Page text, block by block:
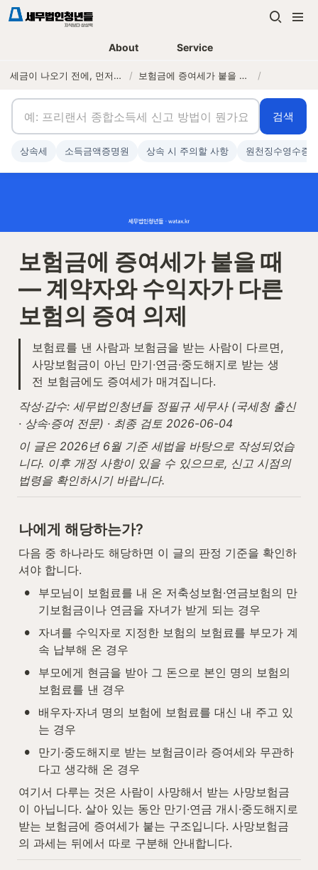
About Service
세금이 나오기 전에, 먼저 연락하는 세무법인 / 보험금에 증여세가 붙을 때 — 계약자와 수익자가 다른 보험의 증여 의제 /
보험금에 증여세가 붙을 때
— 계약자와 수익자가 다른
보험의 증여 의제
보험료를 낸 사람과 보험금을 받는 사람이 다르면,
사망보험금이 아닌 만기·연금·중도해지로 받는 생
전 보험금에도 증여세가 매겨집니다.
작성·감수: 세무법인청년들 정필규 세무사 (국세청 출신
· 상속·증여 전문) · 최종 검토 2026-06-04
이 글은 2026년 6월 기준 세법을 바탕으로 작성되었습
니다. 이후 개정 사항이 있을 수 있으므로, 신고 시점의
법령을 확인하시기 바랍니다.
나에게 해당하는가?
다음 중 하나라도 해당하면 이 글의 판정 기준을 확인하
셔야 합니다.
•
부모님이 보험료를 내 온 저축성보험·연금보험의 만
기보험금이나 연금을 자녀가 받게 되는 경우
•
자녀를 수익자로 지정한 보험의 보험료를 부모가 계
속 납부해 온 경우
•
부모에게 현금을 받아 그 돈으로 본인 명의 보험의
보험료를 낸 경우
•
배우자·자녀 명의 보험에 보험료를 대신 내 주고 있
는 경우
•
만기·중도해지로 받는 보험금이라 증여세와 무관하
다고 생각해 온 경우
여기서 다루는 것은 사람이 사망해서 받는 사망보험금
이 아닙니다. 살아 있는 동안 만기·연금 개시·중도해지로
받는 보험금에 증여세가 붙는 구조입니다. 사망보험금
의 과세는 뒤에서 따로 구분해 안내합니다.
검색
상속세 소득금액증명원 상속 시 주의할 사항 원천징수영수증